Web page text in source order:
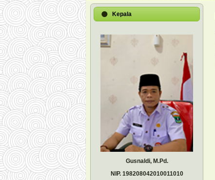
Kepala
Gusnaldi, M.Pd.
NIP. 198208042010011010